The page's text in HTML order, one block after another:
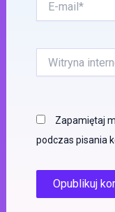
mail*
internetowa
Zapamiętaj
podczas pisania